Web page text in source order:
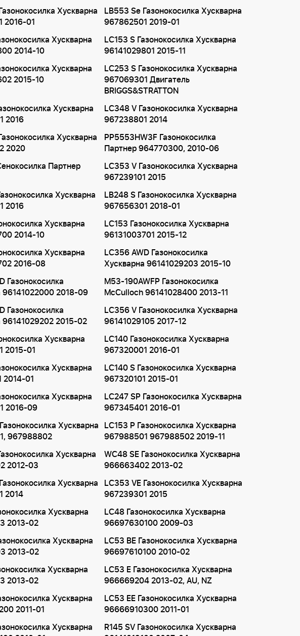
Хускварна
2016-01
LB553 Se Газонокосилка Хускварна
967862501 2019-01
Хускварна
2014-10
LC153 S Газонокосилка Хускварна
96141029801 2015-11
Хускварна
2015-10
LC253 S Газонокосилка Хускварна
967069301 Двигатель
BRIGGS&STRATTON
Хускварна
2016
LC348 V Газонокосилка Хускварна
967238801 2014
Хускварна
2020
PP5553HW3F Газонокосилка
Партнер 964770300, 2010-06
Партнер
LC353 V Газонокосилка Хускварна
967239101 2015
Хускварна
2016
LB248 S Газонокосилка Хускварна
967656301 2018-01
Хускварна
2014-10
LC153 Газонокосилка Хускварна
96131003701 2015-12
Хускварна
2016-08
LC356 AWD Газонокосилка
Хускварна 96141029203 2015-10
Газонокосилка
96141022000 2018-09
M53-190AWFP Газонокосилка
McCulloch 96141028400 2013-11
Газонокосилка
96141029202 2015-02
LC356 V Газонокосилка Хускварна
96141029105 2017-12
Хускварна
2015-01
LC140 Газонокосилка Хускварна
967320001 2016-01
Хускварна
2014-01
LC140 S Газонокосилка Хускварна
967320101 2015-01
Хускварна
2016-09
LC247 SP Газонокосилка Хускварна
967345401 2016-01
Хускварна
967988802
LC153 P Газонокосилка Хускварна
967988501 967988502 2019-11
Хускварна
2012-03
WC48 SE Газонокосилка Хускварна
966663402 2013-02
Хускварна
2014
LC353 VE Газонокосилка Хускварна
967239301 2015
Хускварна
2013-02
LC48 Газонокосилка Хускварна
96697630100 2009-03
Хускварна
2013-02
LC53 BE Газонокосилка Хускварна
96697610100 2010-02
Хускварна
2013-02
LC53 E Газонокосилка Хускварна
966669204 2013-02, AU, NZ
Хускварна
2011-01
LC53 EE Газонокосилка Хускварна
96666910300 2011-01
Хускварна
R145 SV Газонокосилка Хускварна